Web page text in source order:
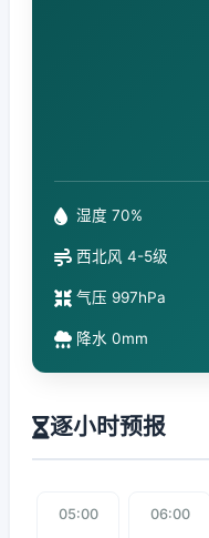
湿度 70%
西北风 4-5级
气压 997hPa
降水 0mm
逐小时预报
05:00 06:00